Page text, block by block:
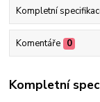
Kompletní
Komentáře 0
Kompletní